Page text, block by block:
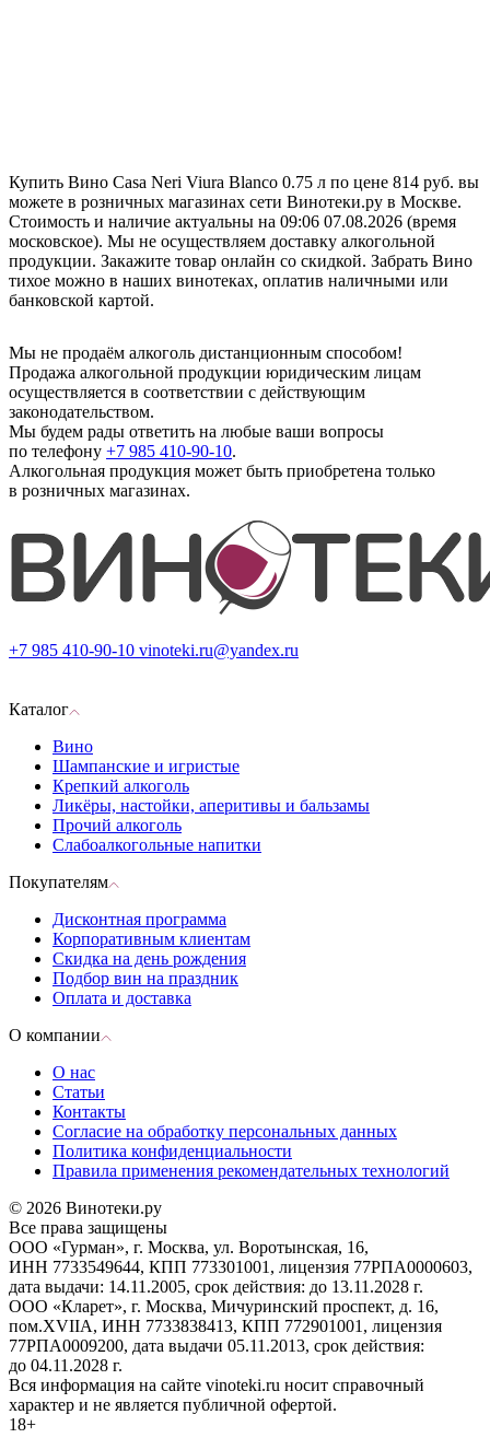
Купить Вино Casa Neri Viura Blanco 0.75 л по цене 814 руб. вы
можете в розничных магазинах сети Винотеки.ру в Москве.
Стоимость и наличие актуальны на 09:06 07.08.2026 (время
московское). Мы не осуществляем доставку алкогольной
продукции. Закажите товар онлайн со скидкой. Забрать Вино
тихое можно в наших винотеках, оплатив наличными или
банковской картой.
Мы не продаём алкоголь дистанционным способом!
Продажа алкогольной продукции юридическим лицам
осуществляется в соответствии с действующим
законодательством.
Мы будем рады ответить на любые ваши вопросы
по телефону +7 985 410-90-10.
Алкогольная продукция может быть приобретена только
в розничных магазинах.
+7 985 410-90-10 vinoteki.ru@yandex.ru
Каталог
Вино
Шампанские и игристые
Крепкий алкоголь
Ликёры, настойки, аперитивы и бальзамы
Прочий алкоголь
Слабоалкогольные напитки
Покупателям
Дисконтная программа
Корпоративным клиентам
Скидка на день рождения
Подбор вин на праздник
Оплата и доставка
О компании
О нас
Статьи
Контакты
Согласие на обработку персональных данных
Политика конфиденциальности
Правила применения рекомендательных технологий
© 2026 Винотеки.ру
Все права защищены
ООО «Гурман», г. Москва, ул. Воротынская, 16,
ИНН 7733549644, КПП 773301001, лицензия 77РПА0000603,
дата выдачи: 14.11.2005, срок действия: до 13.11.2028 г.
ООО «Кларет», г. Москва, Мичуринский проспект, д. 16,
пом.XVIIA, ИНН 7733838413, КПП 772901001, лицензия
77РПА0009200, дата выдачи 05.11.2013, срок действия:
до 04.11.2028 г.
Вся информация на сайте vinoteki.ru носит справочный
характер и не является публичной офертой.
18+